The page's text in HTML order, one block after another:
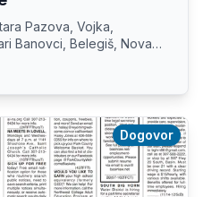
Pazova, Vojka,
Banovci, Belegiš, Nova
mesta...
Dogovor